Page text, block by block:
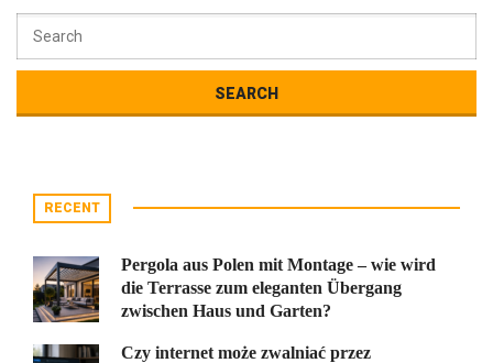
RECENT
Pergola aus Polen mit Montage – wie wird
die Terrasse zum eleganten Übergang
zwischen Haus und Garten?
Czy internet może zwalniać przez